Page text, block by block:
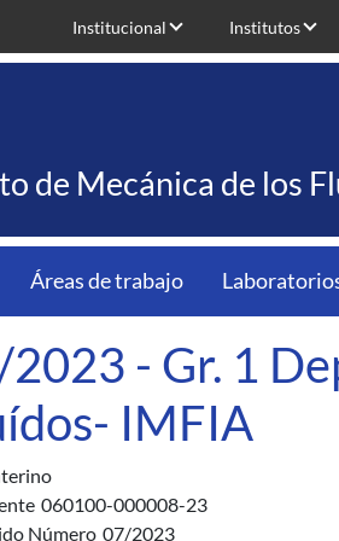
Institucional Institutos
de Mecánica de los
Áreas de trabajo
- Gr. 1
IMFIA
060100-000008-23
Número 07/2023